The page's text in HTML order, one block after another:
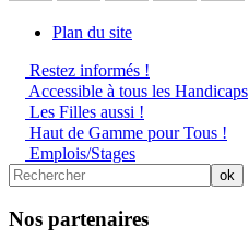
Plan du site
Restez informés !
Accessible à tous les Handicaps
Les Filles aussi !
Haut de Gamme pour Tous !
Emplois/Stages
Nos partenaires